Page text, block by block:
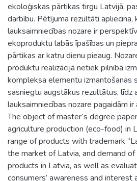
ekoloģiskas pārtikas tirgu Latvijā,
darbību. Pētījuma rezultāti apliecina,
lauksaimniecības nozare ir
ekoproduktu labās īpašības un
pārtikas ar katru dienu pieaug.
produktu realizācijā netiek pilnībā
kompleksa elementu izmantošanas
sasniegtu augstākus rezultātus, līdz
lauksaimniecības nozare pagaidām
The object of master’s degree
agriculture production (eco-food) in
range of products with trademark
the market of Latvia, and demand
products in Latvia, as well as
consumers’ awareness and